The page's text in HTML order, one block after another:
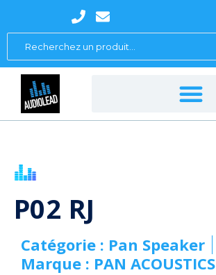
contenu
Search
...
P02 RJ
Catégorie : Pan Speaker
Marque : PAN ACOUSTICS